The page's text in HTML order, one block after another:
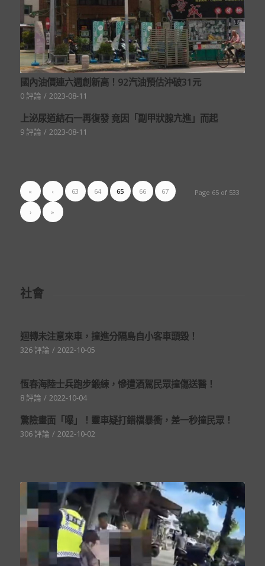
國內油價連六週創新高！92汽油預估沖破31元
0 評論 / 2023-08-11
上泌尿道結石一再復發 竟因「副甲狀腺亢進」而起
9 評論 / 2023-08-11
Page 65 of 533
« ‹ 63 64 65 66 67
› »
社會
迴轉未注意來車，撞進分隔島自小客車頭毀！
326 評論 / 2022-10-05
恆春海陸士兵跑步鍛練，慘遭酒駕民眾撞傷送醫！
8 評論 / 2022-10-04
驚險畫面「曝」！靈車疑打錯檔暴衝，差一秒撞民眾！
306 評論 / 2022-10-02